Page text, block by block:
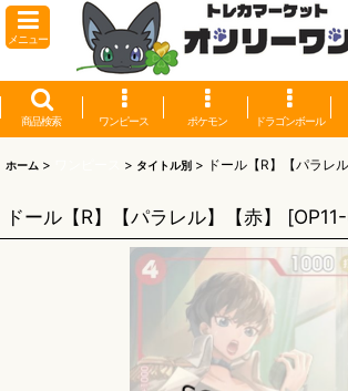
メニュー
商品検索 ワンピース ポケモン ドラゴンボール
ホーム > > タイトル別 > ドール【R】【パラレル
ドール【R】【パラレル】【赤】 [